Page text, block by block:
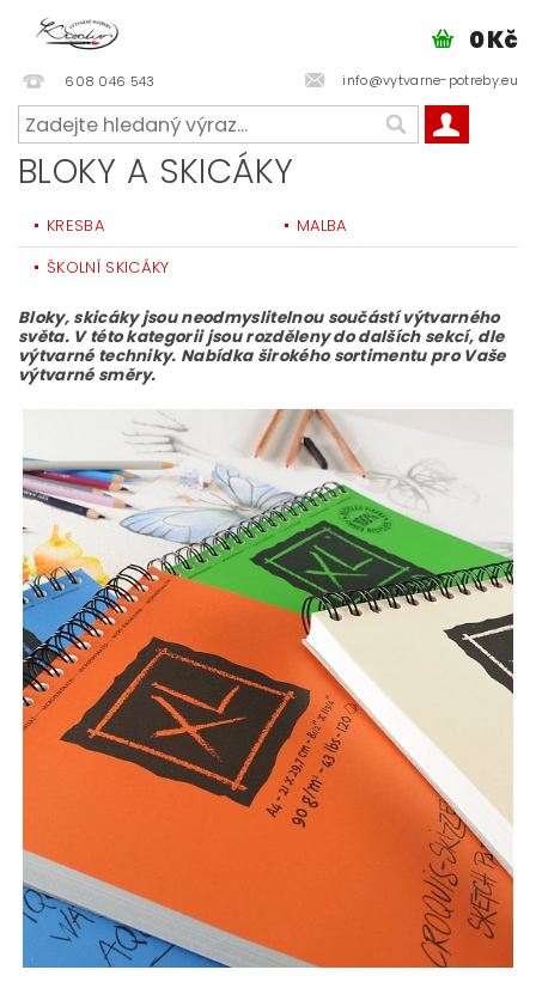
608 046 543 info@vytvarne-potreby.eu
0 Kč
BLOKY A SKICÁKY
KRESBA
MALBA
ŠKOLNÍ SKICÁKY
Bloky, skicáky jsou neodmyslitelnou součástí výtvarného
světa. V této kategorii jsou rozděleny do dalších sekcí, dle
výtvarné techniky. Nabídka širokého sortimentu pro Vaše
výtvarné směry.